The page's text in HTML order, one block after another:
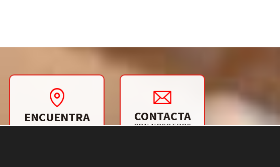
ENCUENTRA
TU DISTRIBUIDOR
CONTACTA
CON NOSOTROS